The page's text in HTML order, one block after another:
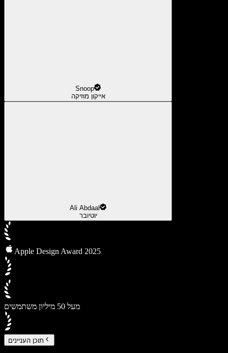
Snoop
אייקון מוזיקה
Ali Abdaal
יוטיובר
Apple Design Award 2025
מעל 50 מיליון משתמשים
תוכן העניינים